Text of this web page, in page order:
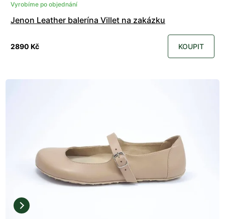
Vyrobíme po objednání
Jenon Leather balerína Villet na zakázku
2890 Kč KOUPIT